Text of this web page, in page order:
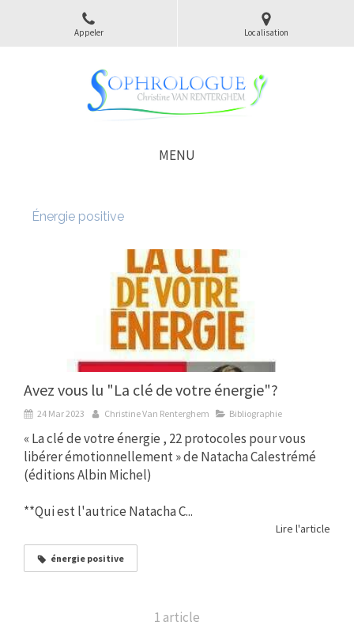
Appeler Localisation
MENU
Énergie positive
Avez vous lu "La clé de votre énergie"?
24 Mar 2023 Christine Van Renterghem Bibliographie
« La clé de votre énergie , 22 protocoles pour vous
libérer émotionnellement » de Natacha Calestrémé
(éditions Albin Michel)
**Qui est l'autrice Natacha C...
Lire l'article
énergie positive
1 article